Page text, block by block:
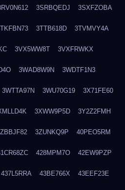
3SRBQEDJ 3SXFZOBA
3TTB618D 3TVMVY4A
3VX5WW8T 3VXFRWKX
3WAD8W9N 3WDTF1N3
3WTTA97N 3WU70G19 3X71FE60
3XWW9P5D 3Y2Z2FMH
3ZUNKQ9P 40PEO5RM
428MPM7O 42EW9PZP
437L5RRA 43BE766X 43EEF23E